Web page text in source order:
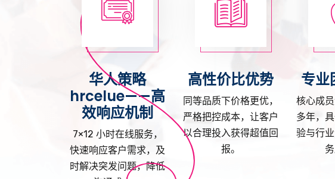
华人策略
hrcelue——高
效响应机制
7×12 小时在线服务，
快速响应客户需求，及
时解决突发问题，降低
高性价比优势
同等品质下价格更优，
严格把控成本，让客户
以合理投入获得超值回
报。
专业
核心成
多年，
验与行